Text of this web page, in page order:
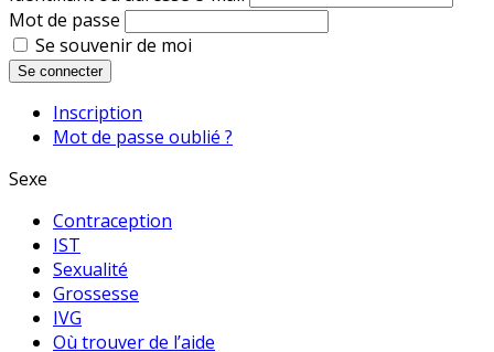
Mot de passe
Se souvenir de moi
Se connecter
Inscription
Mot de passe oublié ?
Sexe
Contraception
IST
Sexualité
Grossesse
IVG
Où trouver de l’aide